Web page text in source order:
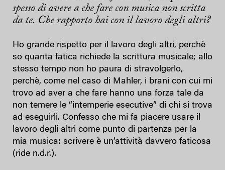
spesso di avere a che fare con musica non scritta
da te. Che rapporto hai con il lavoro degli altri?
Ho grande rispetto per il lavoro degli altri, perchè
so quanta fatica richiede la scrittura musicale; allo
stesso tempo non ho paura di stravolgerlo,
perchè, come nel caso di Mahler, i brani con cui mi
trovo ad aver a che fare hanno una forza tale da
non temere le “intemperie esecutive” di chi si trova
ad eseguirli. Confesso che mi fa piacere usare il
lavoro degli altri come punto di partenza per la
mia musica: scrivere è un’attività davvero faticosa
(ride n.d.r.).